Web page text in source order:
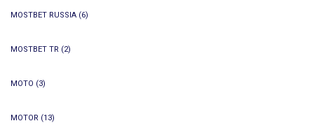
MOSTBET RUSSIA (6)
MOSTBET TR (2)
MOTO (3)
MOTOR (13)